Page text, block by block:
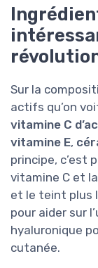
Sur la
actifs qu’on
vitamine C
vitamine E,
principe, c’est
vitamine C et
et le teint plus
pour aider sur
hyaluronique
cutanée.